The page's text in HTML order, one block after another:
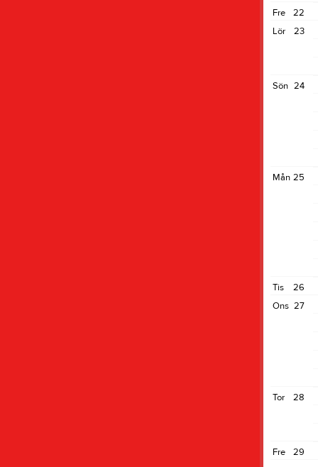
22
Fre
23
Lör
24
Sön
25
Mån
26
Tis
27
Ons
28
Tor
29
Fre